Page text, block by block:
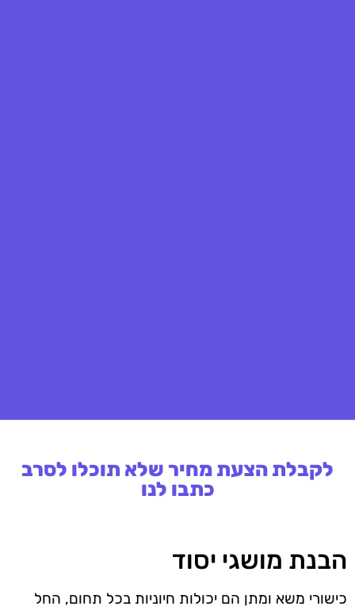
לקבלת הצעת מחיר שלא תוכלו לסרב
כתבו לנו
הבנת מושגי יסוד
כישורי משא ומתן הם יכולות חיוניות בכל תחום, החל